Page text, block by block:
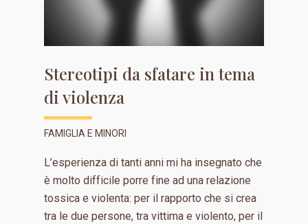
Stereotipi da sfatare in tema
di violenza
FAMIGLIA E MINORI
L’esperienza di tanti anni mi ha insegnato che
è molto difficile porre fine ad una relazione
tossica e violenta: per il rapporto che si crea
tra le due persone, tra vittima e violento, per il